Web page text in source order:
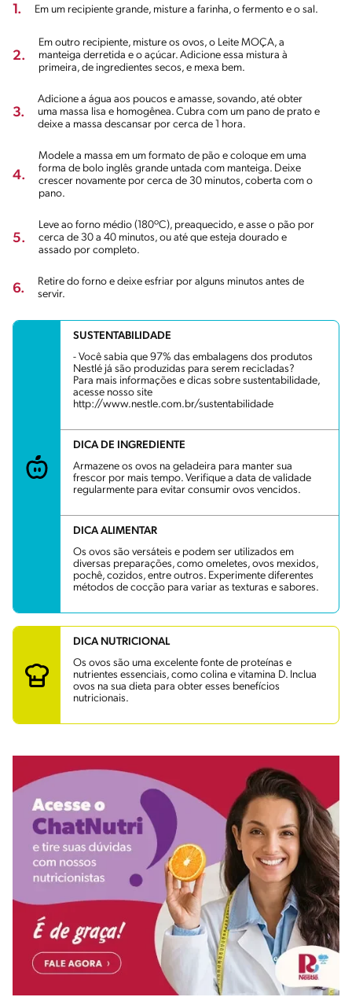
1. Em um recipiente grande, misture a farinha, o fermento e o sal.
2.
Em outro recipiente, misture os ovos, o Leite MOÇA, a
manteiga derretida e o açúcar. Adicione essa mistura à
primeira, de ingredientes secos, e mexa bem.
3.
Adicione a água aos poucos e amasse, sovando, até obter
uma massa lisa e homogênea. Cubra com um pano de prato e
deixe a massa descansar por cerca de 1 hora.
4.
Modele a massa em um formato de pão e coloque em uma
forma de bolo inglês grande untada com manteiga. Deixe
crescer novamente por cerca de 30 minutos, coberta com o
pano.
5.
Leve ao forno médio (180ºC), preaquecido, e asse o pão por
cerca de 30 a 40 minutos, ou até que esteja dourado e
assado por completo.
6.
Retire do forno e deixe esfriar por alguns minutos antes de
servir.
SUSTENTABILIDADE
- Você sabia que 97% das embalagens dos produtos
Nestlé já são produzidas para serem recicladas?
Para mais informações e dicas sobre sustentabilidade,
acesse nosso site
http://www.nestle.com.br/sustentabilidade
DICA DE INGREDIENTE
Armazene os ovos na geladeira para manter sua
frescor por mais tempo. Verifique a data de validade
regularmente para evitar consumir ovos vencidos.
DICA ALIMENTAR
Os ovos são versáteis e podem ser utilizados em
diversas preparações, como omeletes, ovos mexidos,
pochê, cozidos, entre outros. Experimente diferentes
métodos de cocção para variar as texturas e sabores.
DICA NUTRICIONAL
Os ovos são uma excelente fonte de proteínas e
nutrientes essenciais, como colina e vitamina D. Inclua
ovos na sua dieta para obter esses benefícios
nutricionais.